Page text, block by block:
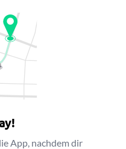
App, nachdem dir